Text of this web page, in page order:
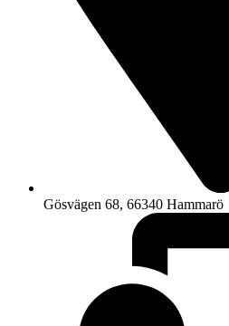
Gösvägen 68, 66340 Hammarö